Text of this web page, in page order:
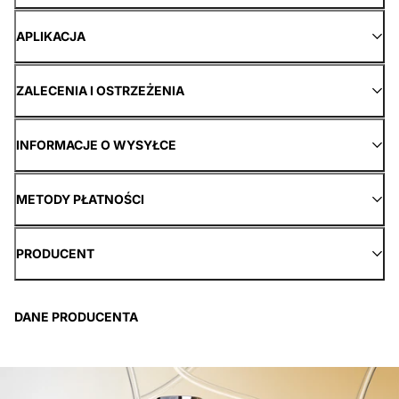
APLIKACJA
ZALECENIA I OSTRZEŻENIA
INFORMACJE O WYSYŁCE
METODY PŁATNOŚCI
PRODUCENT
DANE PRODUCENTA